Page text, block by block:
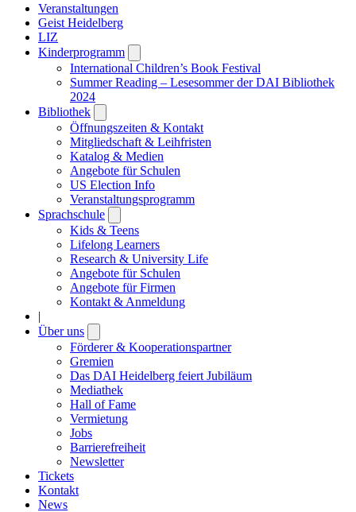
Veranstaltungen
Geist Heidelberg
LIZ
Kinderprogramm
submenu
International Children’s Book Festival
Summer Reading – Lesesommer der DAI Bibliothek
2024
Bibliothek
submenu
Öffnungszeiten & Kontakt
Mitgliedschaft & Leihfristen
Katalog & Medien
Angebote für Schulen
US Election Info
Veranstaltungsprogramm
Sprachschule
submenu
Kids & Teens
Lifelong Learners
Research & University Life
Angebote für Schulen
Angebote für Firmen
Kontakt & Anmeldung
|
Über uns
submenu
Förderer & Kooperationspartner
Gremien
Das DAI Heidelberg feiert Jubiläum
Mediathek
Hall of Fame
Vermietung
Jobs
Barrierefreiheit
Newsletter
Tickets
Kontakt
News